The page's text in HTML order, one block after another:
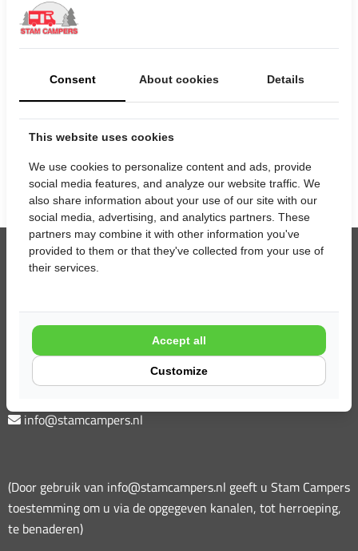
Selecteer uw huurperiode
Startdatum
Einddatum
Contact
Stam Campers
Melkweg 16 a
6621 BT Dreumel (bij Tiel)
0487 573 777
info@stamcampers.nl
(Door gebruik van info@stamcampers.nl geeft u Stam Campers
toestemming om u via de opgegeven kanalen, tot herroeping,
te benaderen)
Consent About cookies Details
This website uses cookies
We use cookies to personalize content and ads, provide
social media features, and analyze our website traffic. We
also share information about your use of our site with our
social media, advertising, and analytics partners. These
partners may combine it with other information you've
provided to them or that they've collected from your use of
their services.
Customize
Accept all